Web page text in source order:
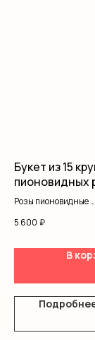
Букет из 15
пионовидных
см
Розы пионовидные
5 600 ₽
В